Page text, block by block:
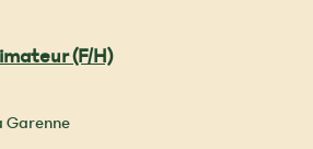
(F/H)
Garenne